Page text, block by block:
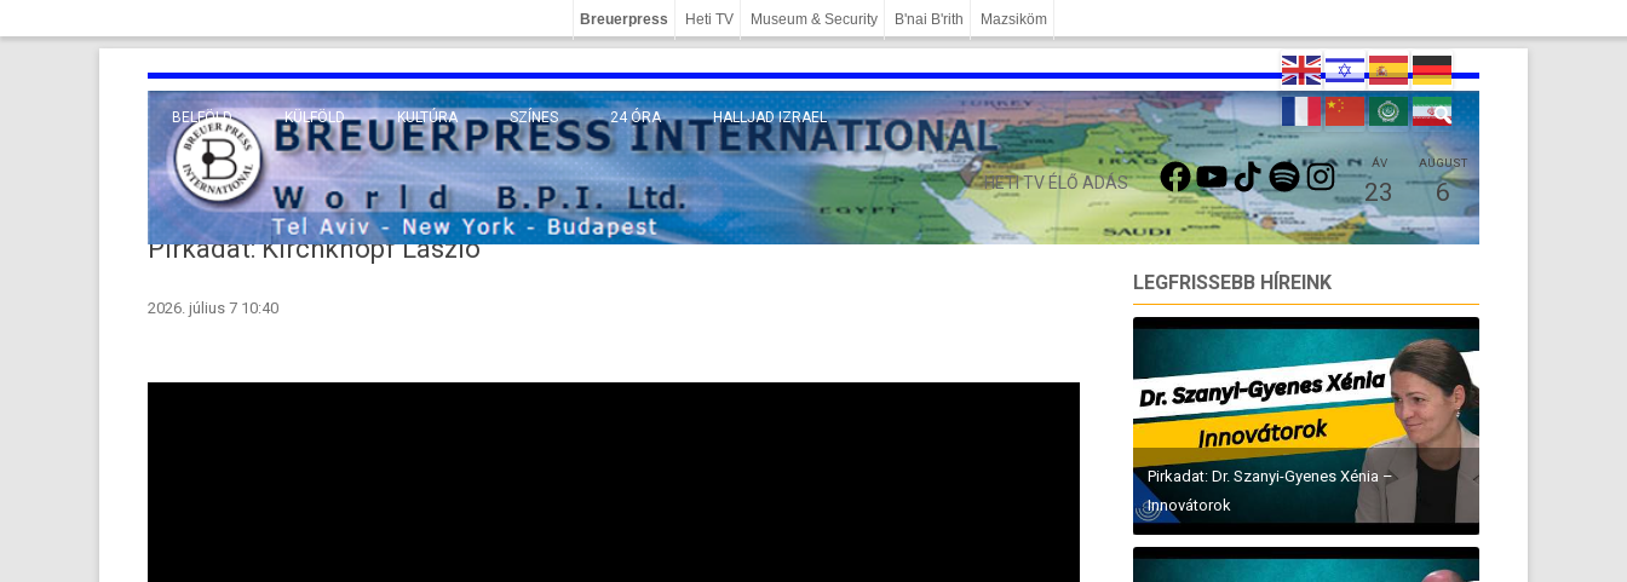
Breuerpress Heti TV Museum & Security B'nai B'rith Mazsiköm
BELFÖLD KÜLFÖLD
EURÓPA
KÖZEL-KELET
TENGERENTÚL
KULTÚRA
TUDOMÁNY
VALLÁS
SZÍNES 24 ÓRA HALLJAD IZRAEL
HETI TV ÉLŐ ADÁS
FACEBOOKYOUTUBETIKTOKSPOTIFYINSTAGRAMÁV
23
AUGUST
6
Pirkadat: Kirchknopf László
2026. július 7 10:40
LEGFRISSEBB HÍREINK
Pirkadat: Dr. Szanyi-Gyenes Xénia –
Innovátorok